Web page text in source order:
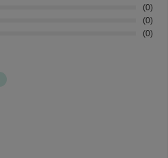
0
0
0